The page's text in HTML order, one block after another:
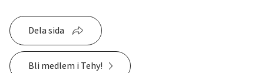
Dela sida
Bli medlem i Tehy!